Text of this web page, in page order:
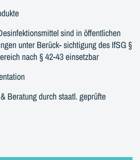
sind in öffentlichen
unter Berück- sichtigung des IfSG §
nach § 42-43 einsetzbar
Beratung durch staatl. geprüfte